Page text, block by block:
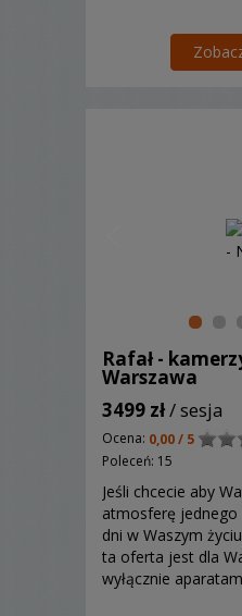
Rafał -
Warszawa
3499 zł/ sesja
Ocena: 0,00 / 5
Poleceń: 15
Jeśli chcecie aby
atmosferę jednego
dni w Waszym
ta oferta jest dla
wyłącznie